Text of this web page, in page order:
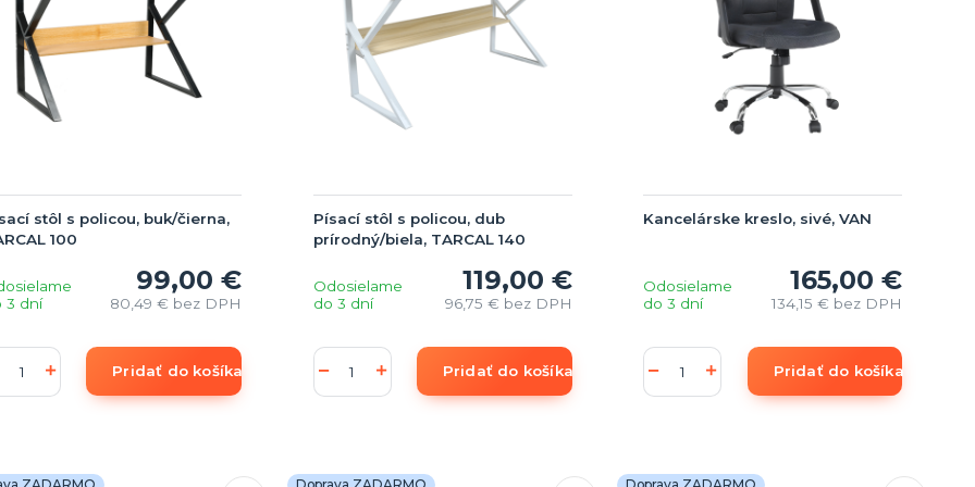
stôl s policou, buk/čierna,
100
99,00 €
80,49 € bez DPH
3 dní
Pridať do košíka
Písací stôl s policou, dub
prírodný/biela, TARCAL 140
119,00 €
96,75 € bez DPH
Odosielame
do 3 dní
Pridať do košíka
Kancelárske kreslo, sivé, VAN
165,00 €
134,15 € bez DPH
Odosielame
do 3 dní
Pridať do košíka